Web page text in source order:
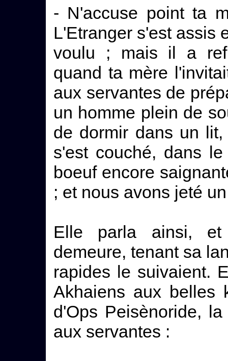
- N'accuse point ta
L'Etranger s'est assis
voulu ; mais il a
quand ta mère
aux servantes de
un homme plein de
de dormir dans un
s'est couché, dans
boeuf encore
; et nous avons jeté
Elle parla ainsi,
demeure, tenant sa
rapides le suivaient.
Akhaiens aux belles
d'Ops Peisènoride,
aux servantes :